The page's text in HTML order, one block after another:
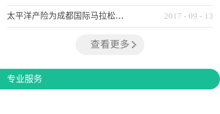
太平洋产险为成都国际马拉松提供全方位保险保障 2017 - 09 - 13
查看更多
专业服务